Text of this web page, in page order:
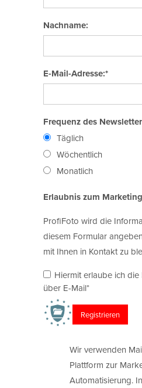
Nachname:
E-Mail-Adresse:*
Frequenz des
Täglich
Wöchentlich
Monatlich
Erlaubnis zum Marketing
ProfiFoto wird die
diesem Formular
mit Ihnen in Kontakt zu
Hiermit erlaube ich
über E-Mail*
Wir verwenden
Plattform zur
Automatisierung.